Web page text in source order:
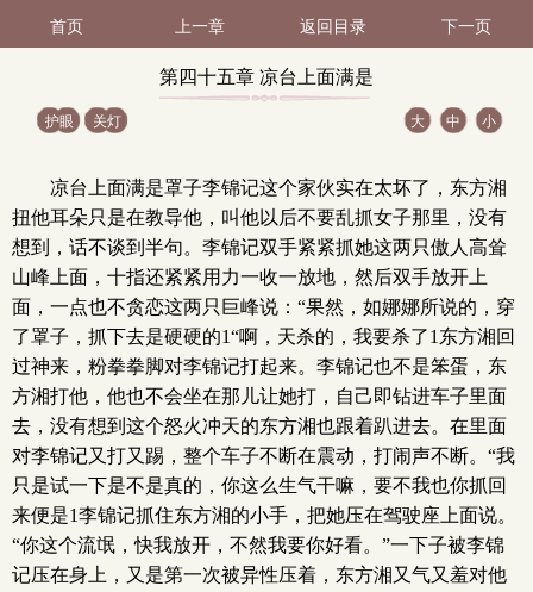
首页 上一章 返回目录 下一页
第四十五章 凉台上面满是
护眼 关灯 大 中 小
凉台上面满是罩子李锦记这个家伙实在太坏了，东方湘
扭他耳朵只是在教导他，叫他以后不要乱抓女子那里，没有
想到，话不谈到半句。李锦记双手紧紧抓她这两只傲人高耸
山峰上面，十指还紧紧用力一收一放地，然后双手放开上
面，一点也不贪恋这两只巨峰说：“果然，如娜娜所说的，穿
了罩子，抓下去是硬硬的1“啊，天杀的，我要杀了1东方湘回
过神来，粉拳拳脚对李锦记打起来。李锦记也不是笨蛋，东
方湘打他，他也不会坐在那儿让她打，自己即钻进车子里面
去，没有想到这个怒火冲天的东方湘也跟着趴进去。在里面
对李锦记又打又踢，整个车子不断在震动，打闹声不断。“我
只是试一下是不是真的，你这么生气干嘛，要不我也你抓回
来便是1李锦记抓住东方湘的小手，把她压在驾驶座上面说。
“你这个流氓，快我放开，不然我要你好看。”一下子被李锦
记压在身上，又是第一次被异性压着，东方湘又气又羞对他